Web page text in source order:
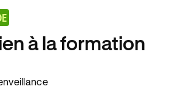
à la formation